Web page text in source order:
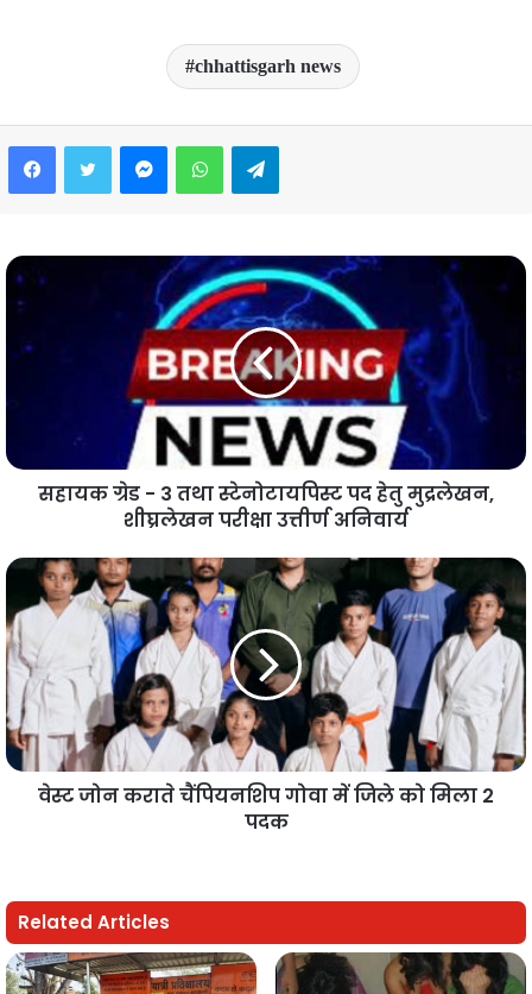
chhattisgarh news
FacebookTwitter MessengerWhatsAppTelegram
सहायक ग्रेड - 3 तथा स्टेनोटायपिस्ट पद हेतु मुद्रलेखन,
शीघ्रलेखन परीक्षा उत्तीर्ण अनिवार्य
वेस्ट जोन कराते चैंपियनशिप गोवा में जिले को मिला 2
पदक
Related Articles